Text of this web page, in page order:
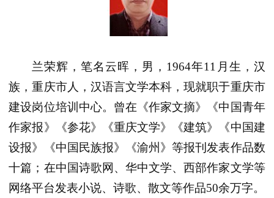
兰荣辉，笔名云晖，男， 1964年11 月生，汉
族，重庆市人，汉语言文学本科，现就职于重庆市
建设岗位培训中心。 曾在《作家文摘》《中国青年
作家报》《参花》《重庆文学》《建筑》《中国建
设报》《中国民族报》《渝州》等报刊发表作品数
十篇；在中国诗歌网、华中文学、西部作家文学等
网络平台发表小说、诗歌、散文等作品50余万字。